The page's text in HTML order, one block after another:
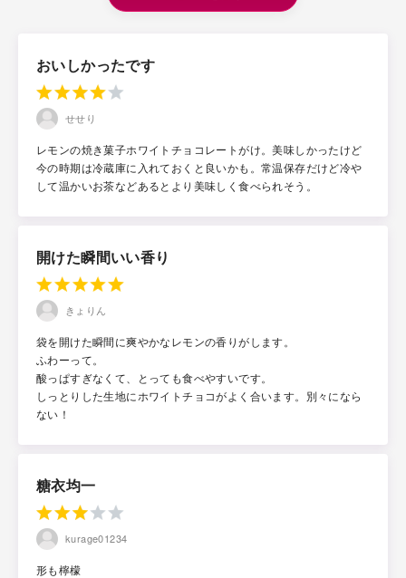
おいしかったです
せせり
レモンの焼き菓子ホワイトチョコレートがけ。美味しかったけど
今の時期は冷蔵庫に入れておくと良いかも。常温保存だけど冷や
して温かいお茶などあるとより美味しく食べられそう。
開けた瞬間いい香り
きょりん
袋を開けた瞬間に爽やかなレモンの香りがします。
ふわーって。
酸っぱすぎなくて、とっても食べやすいです。
しっとりした生地にホワイトチョコがよく合います。別々になら
ない！
糖衣均一
kurage01234
形も檸檬